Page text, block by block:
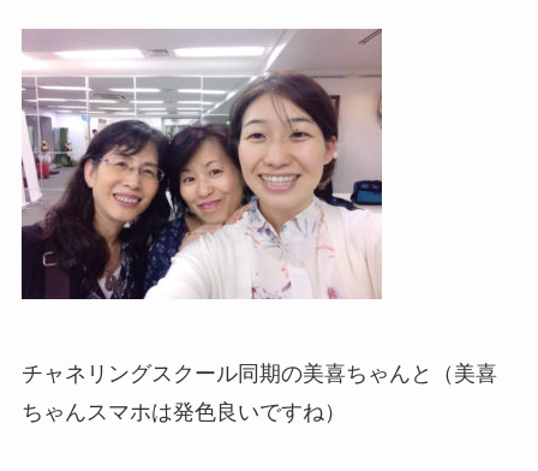
チャネリングスクール同期の美喜ちゃんと（美喜
ちゃんスマホは発色良いですね）